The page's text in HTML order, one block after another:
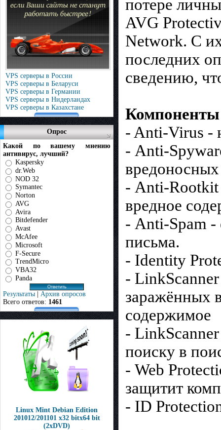
VPS серверы в России
VPS серверы в Беларуси
VPS серверы в Германии
VPS серверы в Нидерландах
VPS серверы в Казахстане
Опрос
Какой по вашему мнению
антивирус, лучший?
Kaspersky
dr.Web
NOD 32
Symantec
Norton
AVG
Avira
Bitdefender
Avast
McAfee
Microsoft
F-Secure
TrendMicro
VBA32
Panda
Результаты | Архив опросов
Всего ответов: 1461
Linux Mint Debian Edition
201012/201101 х32 bitх64 bit
(2xDVD)
потере
AVG
Network. С
последних
сведению,
Компоненты
- Anti-Virus -
- Anti-
- Anti-Rootkit
вредное
- Anti-Spam -
письма.
- Identity
-
заражённых
содержимое
-
поиску в
- Web
защитит
- ID